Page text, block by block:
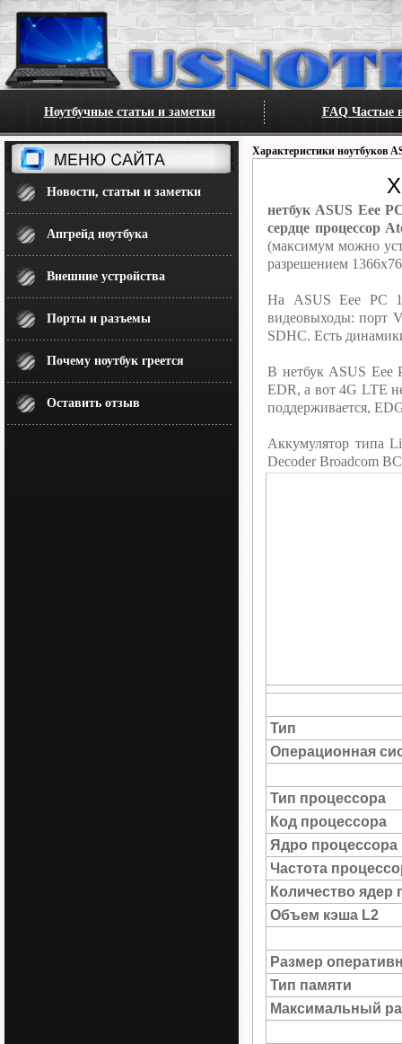
Ноутбучные статьи и заметки FAQ Частые
Новости, статьи и заметки
Апгрейд ноутбука
Внешние устройства
Порты и разъемы
Почему ноутбук греется
Оставить отзыв
Характеристики ноутбуков
нетбук ASUS Eee
сердце процессор
(максимум можно
разрешением
На ASUS Eee PC
видеовыходы: порт
SDHC. Есть
В нетбук ASUS Eee
EDR, а вот 4G LTE
поддерживается,
Аккумулятор типа
Decoder Broadcom
Тип
Операционная
Тип процессора
Код процессора
Ядро процессора
Частота
Количество ядер
Объем кэша L2
Размер
Тип памяти
Максимальный